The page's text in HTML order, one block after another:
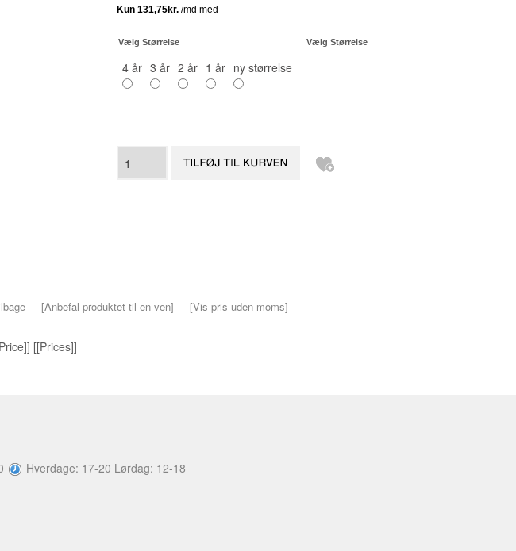
Vælg Størrelse
4 år 3 år 2 år 1 år ny størrelse
Vælg Størrelse
[Anbefal produktet til en ven] [Vis pris uden moms]
[[Prices]]
Hverdage: 17-20 Lørdag: 12-18